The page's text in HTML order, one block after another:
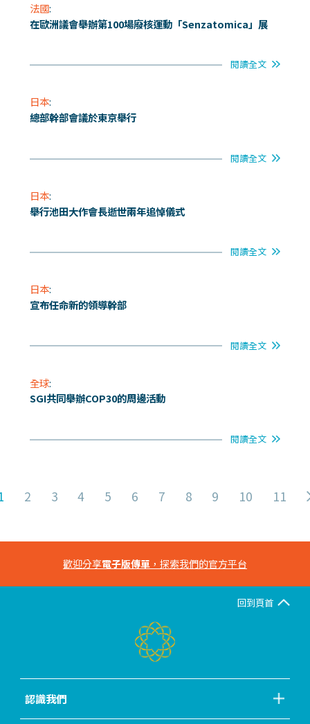
法國:
在歐洲議會舉辦第100場廢核運動「Senzatomica」展
閱讀全文
日本:
總部幹部會議於東京舉行
閱讀全文
日本:
舉行池田大作會長逝世兩年追悼儀式
閱讀全文
日本:
宣布任命新的領導幹部
閱讀全文
全球:
SGI共同舉辦COP30的周邊活動
閱讀全文
2 3 4 5 6 7 8 9 10 11
歡迎分享電子版傳單 ，探索我們的官方平台
回到頁首
認識我們